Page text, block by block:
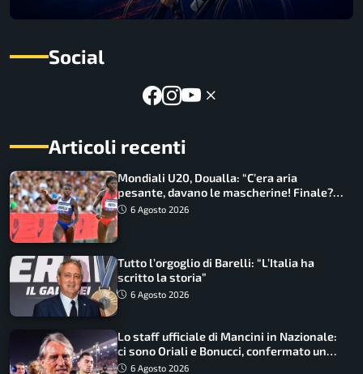
Social
Articoli recenti
Mondiali U20, Doualla: “C’era aria
pesante, davano le mascherine! Finale?
Non ho nulla da perdere”
6 Agosto 2026
Tutto l’orgoglio di Barelli: “L’Italia ha
scritto la storia”
6 Agosto 2026
Lo staff ufficiale di Mancini in Nazionale:
ci sono Oriali e Bonucci, confermato un
ritorno
6 Agosto 2026